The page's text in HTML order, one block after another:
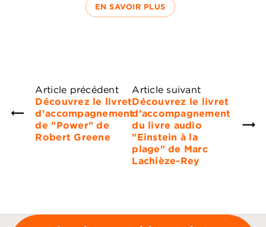
EN SAVOIR PLUS
Article précédent
Découvrez le livret
d'accompagnement
de "Power" de
Robert Greene
Article suivant
Découvrez le livret
d'accompagnement
du livre audio
"Einstein à la
plage" de Marc
Lachièze-Rey